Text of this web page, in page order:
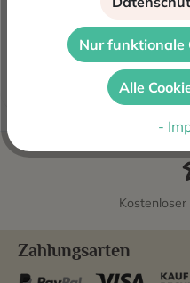
Luis Anxo Rodriguez
Önologie und Philosophie
Luis Anxo Rodriguez im
Zahlungsarten
Nur funktionale
Alle
-